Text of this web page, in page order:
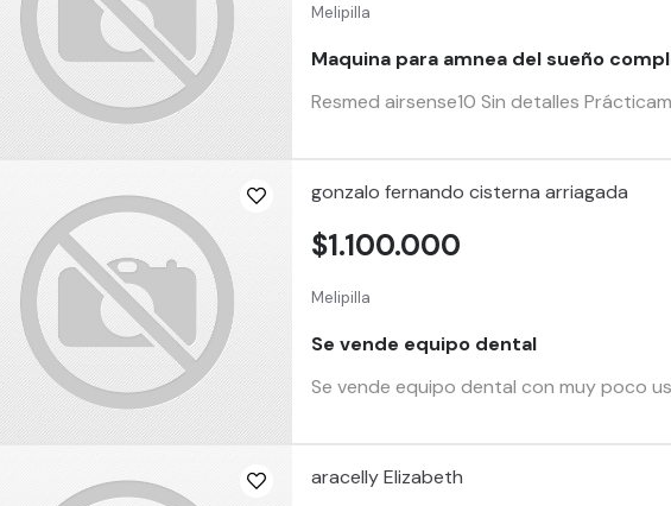
Melipilla
Maquina para amnea del sueño
Resmed airsense10 Sin detalles
gonzalo fernando cisterna arriagada
Melipilla
Se vende equipo dental
Se vende equipo dental con muy poco
$1.100.000
aracelly Elizabeth